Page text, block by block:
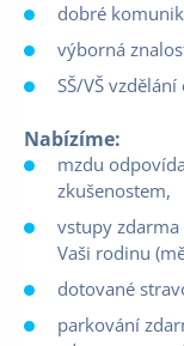
dobré
výborná
SŠ/VŠ
Nabízíme:
mzdu
zkušenostem,
vstupy
Vaši rodinu
dotované
parkování